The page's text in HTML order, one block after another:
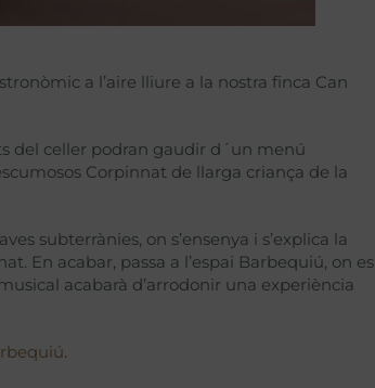
a l’aire lliure a la nostra finca Can
del celler podran gaudir d´un menú
Corpinnat de llarga criança de la
subterrànies, on s’ensenya i s’explica la
En acabar, passa a l’espai Barbequiú, on es
acabarà d’arrodonir una experiència
.